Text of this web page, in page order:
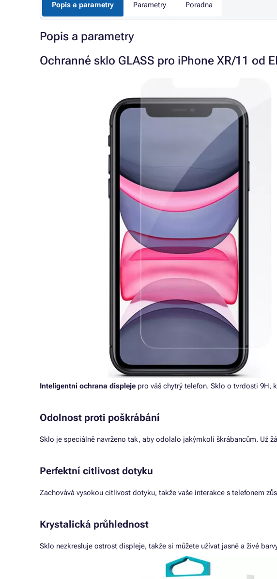
Popis a parametry Parametry Poradna
Popis a parametry
Ochranné sklo GLASS pro iPhone XR/11 od
Inteligentní ochrana displeje pro váš chytrý telefon. Sklo o tvrdosti 9H,
Odolnost proti poškrábání
Sklo je speciálně navrženo tak, aby odolalo jakýmkoli škrábancům. Už
Perfektní citlivost dotyku
Zachovává vysokou citlivost dotyku, takže vaše interakce s telefonem
Krystalická průhlednost
Sklo nezkresluje ostrost displeje, takže si můžete užívat jasné a živé